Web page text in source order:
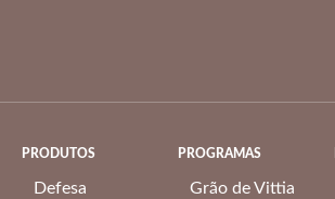
PRODUTOS
Defesa
PROGRAMAS
Grão de Vittia